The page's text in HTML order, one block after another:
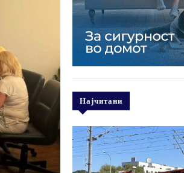
Најчитани